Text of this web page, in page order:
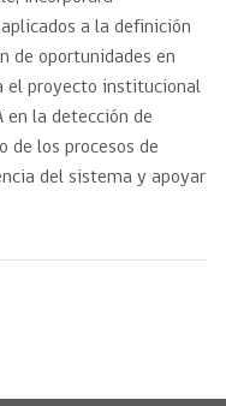
a la definición
de oportunidades en
el proyecto institucional
en la detección de
de los procesos de
del sistema y apoyar